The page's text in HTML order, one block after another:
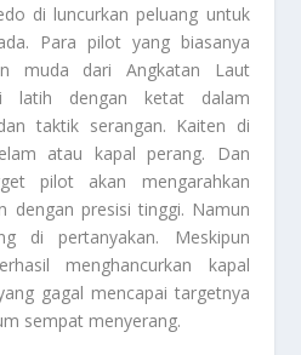
di luncurkan peluang untuk
Para pilot yang biasanya
muda dari Angkatan Laut
latih dengan ketat dalam
taktik serangan. Kaiten di
atau kapal perang. Dan
pilot akan mengarahkan
dengan presisi tinggi. Namun
di pertanyakan. Meskipun
menghancurkan kapal
gagal mencapai targetnya
sempat menyerang.